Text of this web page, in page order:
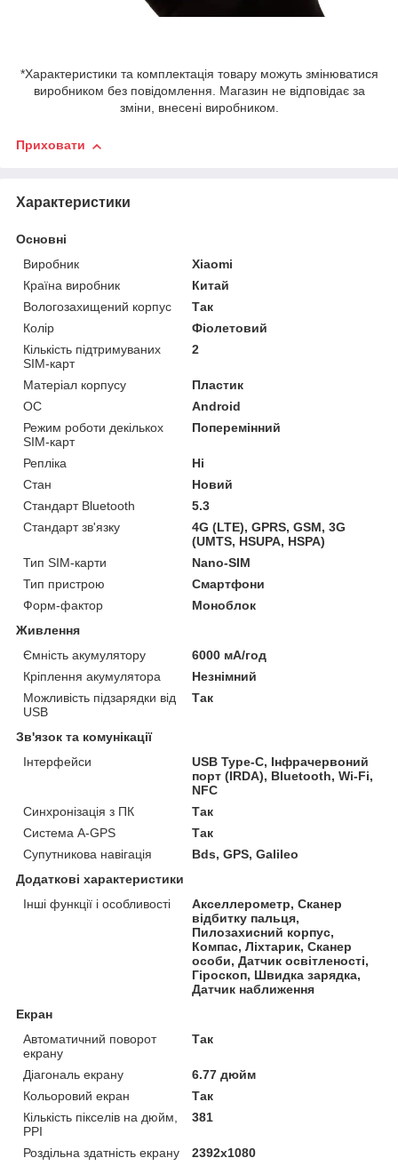
*Характеристики та комплектація товару можуть змінюватися
виробником без повідомлення. Магазин не відповідає за
зміни, внесені виробником.
Приховати
Характеристики
Основні
Виробник
Xiaomi
Країна виробник
Китай
Вологозахищений корпус
Так
Колір
Фіолетовий
Кількість підтримуваних
SIM-карт
2
Матеріал корпусу
Пластик
ОС
Android
Режим роботи декількох
SIM-карт
Поперемінний
Репліка
Ні
Стан
Новий
Стандарт Bluetooth
5.3
Стандарт зв'язку
4G (LTE), GPRS, GSM, 3G
(UMTS, HSUPA, HSPA)
Тип SIM-карти
Nano-SIM
Тип пристрою
Смартфони
Форм-фактор
Моноблок
Живлення
Ємність акумулятору
6000 мА/год
Кріплення акумулятора
Незнімний
Можливість підзарядки від
USB
Так
Зв'язок та комунікації
Інтерфейси
USB Type-C, Інфрачервоний
порт (IRDA), Bluetooth, Wi-Fi,
NFC
Синхронізація з ПК
Так
Система A-GPS
Так
Супутникова навігація
Bds, GPS, Galileo
Додаткові характеристики
Інші функції і особливості
Акселлерометр, Сканер
відбитку пальця,
Пилозахисний корпус,
Компас, Ліхтарик, Сканер
особи, Датчик освітленості,
Гіроскоп, Швидка зарядка,
Датчик наближення
Екран
Автоматичний поворот
екрану
Так
Діагональ екрану
6.77 дюйм
Кольоровий екран
Так
Кількість пікселів на дюйм,
PPI
381
Роздільна здатність екрану
2392x1080